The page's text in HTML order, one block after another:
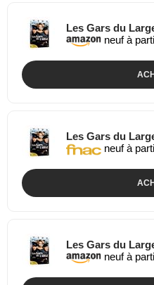
Les Gars du
neuf à
Les Gars du
neuf à
Les Gars du
neuf à